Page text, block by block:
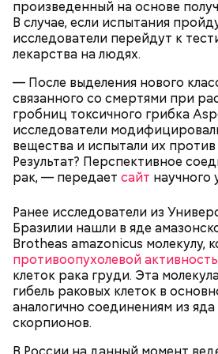
произведенный на основе
В случае, если испытания
исследователи перейдут к
лекарства на людях.
— После выделения нового
связанного со смертями при
гробниц токсичного грибка
исследователи
вещества и испытали их
Результат? Перспективное
рак, — передает сайт научного
Ранее исследователи из
Бразилии нашли в яде
Brotheas amazonicus молекулу,
противоопухолевой
клеток рака груди. Эта
гибель раковых клеток в
аналогично соединениям из
скорпионов.
Стив Балмер
Фото: Shutterstock
причиной его богатства.
Сара Носс (119 лет)
Фото: wikimedia.org
зрение. В последние годы
проблемы с сердцем.